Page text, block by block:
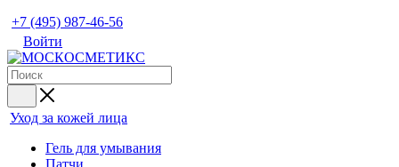
+7 (495) 987-46-56
Войти
Уход за кожей лица
Гель для умывания
Патчи